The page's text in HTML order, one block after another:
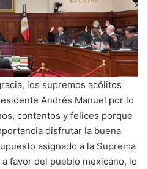
los supremos acólitos
Andrés Manuel por lo
contentos y felices porque
disfrutar la buena
asignado a la Suprema
favor del pueblo mexicano, lo